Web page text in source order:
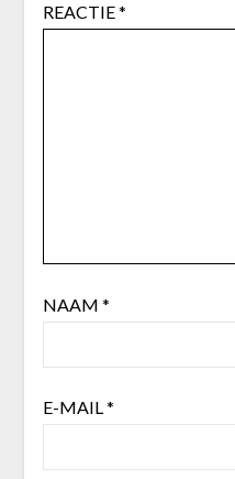
REACTIE*
NAAM *
E-MAIL*